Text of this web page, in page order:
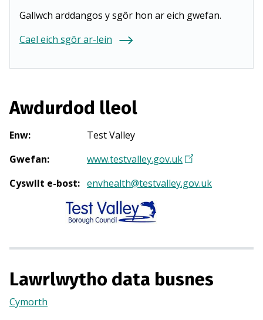
Gallwch arddangos y sgôr hon ar eich gwefan.
Cael eich sgôr ar-lein
Awdurdod lleol
Enw:
Test Valley
Gwefan: www.testvalley.gov.uk(
n
r
e
Cyswllt e-bost: envhealth@testvalley.gov.uk
Lawrlwytho data busnes
Cymorth